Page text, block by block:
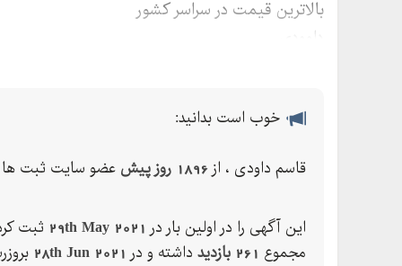
بالاترین قیمت در سراسر کشور
داوودی
خوب است بدانید:
قاسم داودی ، از 1896 روز پیش عضو سایت ثبت ها
این آگهی را در اولین بار در 29th May 2021 ثبت
مجموع 261 بازدید داشته و در 28th Jun 2021